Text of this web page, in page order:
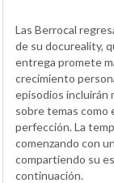
Las Berrocal
de su docureality,
entrega promete
crecimiento
episodios incluirán
sobre temas como
perfección. La
comenzando con
compartiendo su
continuación.